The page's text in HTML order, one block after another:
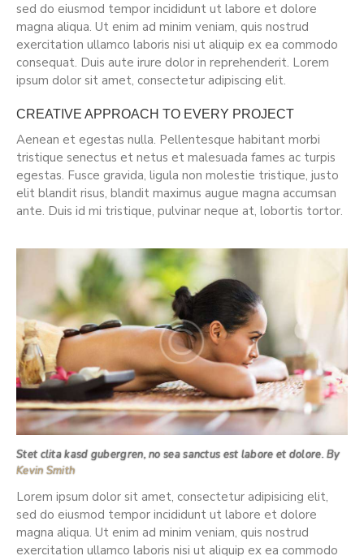
sed do eiusmod tempor incididunt ut labore et dolore
magna aliqua. Ut enim ad minim veniam, quis nostrud
exercitation ullamco laboris nisi ut aliquip ex ea commodo
consequat. Duis aute irure dolor in reprehenderit. Lorem
ipsum dolor sit amet, consectetur adipiscing elit.
CREATIVE APPROACH TO EVERY PROJECT
Aenean et egestas nulla. Pellentesque habitant morbi
tristique senectus et netus et malesuada fames ac turpis
egestas. Fusce gravida, ligula non molestie tristique, justo
elit blandit risus, blandit maximus augue magna accumsan
ante. Duis id mi tristique, pulvinar neque at, lobortis tortor.
Stet clita kasd gubergren, no sea sanctus est labore et dolore. By
Kevin Smith
Lorem ipsum dolor sit amet, consectetur adipisicing elit,
sed do eiusmod tempor incididunt ut labore et dolore
magna aliqua. Ut enim ad minim veniam, quis nostrud
exercitation ullamco laboris nisi ut aliquip ex ea commodo